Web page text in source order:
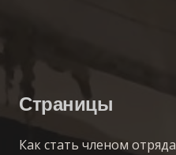
Страницы
Как стать членом отряда